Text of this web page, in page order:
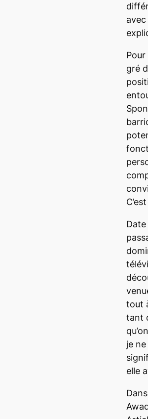
avec
gré
tout
tant
je
elle